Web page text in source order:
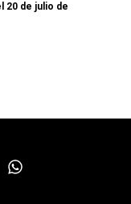
20 de julio de